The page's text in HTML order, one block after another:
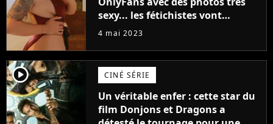
sexy... les fétichistes vont
prendre leur pied !
4 mai 2023
player2 CINÉ SÉRIE
Un véritable enfer : cette star du
film Donjons et Dragons a